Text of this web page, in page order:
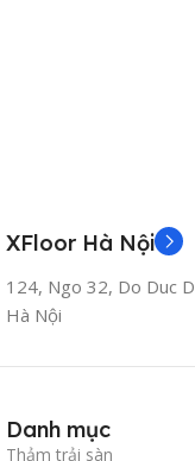
XFloor Hà Nội
124, Ngo 32, Do Duc
Hà Nội
Danh mục
Thảm trải sàn